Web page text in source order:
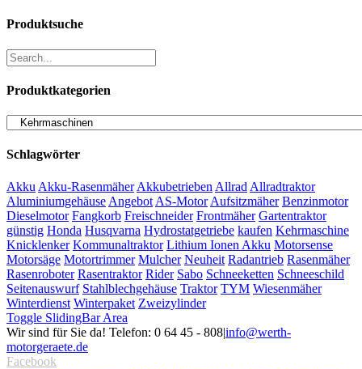
Produktsuche
Produktkategorien
Schlagwörter
Akku Akku-Rasenmäher Akkubetrieben Allrad Allradtraktor
Aluminiumgehäuse Angebot AS-Motor Aufsitzmäher Benzinmotor
Dieselmotor Fangkorb Freischneider Frontmäher Gartentraktor
günstig Honda Husqvarna Hydrostatgetriebe kaufen Kehrmaschine
Knicklenker Kommunaltraktor Lithium Ionen Akku Motorsense
Motorsäge Motortrimmer Mulcher Neuheit Radantrieb Rasenmäher
Rasenroboter Rasentraktor Rider Sabo Schneeketten Schneeschild
Seitenauswurf Stahlblechgehäuse Traktor TYM Wiesenmäher
Winterdienst Winterpaket Zweizylinder
Toggle SlidingBar Area
Wir sind für Sie da! Telefon: 0 64 45 - 808|info@werth-
motorgeraete.de
Facebook